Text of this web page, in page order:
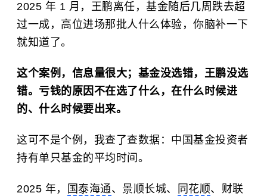
2025 年 1 月，王鹏离任，基金随后几周跌去超
过一成，高位进场那批人什么体验，你脑补一下
就知道了。
这个案例，信息量很大；基金没选错，王鹏没选
错。亏钱的原因不在选了什么，在什么时候进
的、什么时候要出来。
这可不是个例，我查了查数据：中国基金投资者
持有单只基金的平均时间。
2025 年， 国泰海通、景顺长城、 同花顺、财联